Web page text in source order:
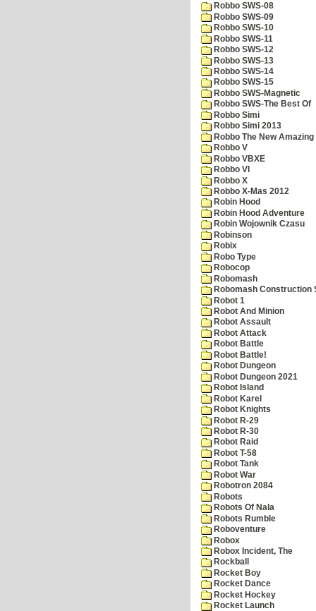
Robbo SWS-08
Robbo SWS-09
Robbo SWS-10
Robbo SWS-11
Robbo SWS-12
Robbo SWS-13
Robbo SWS-14
Robbo SWS-15
Robbo SWS-Magnetic
Robbo SWS-The Best Of
Robbo Simi
Robbo Simi 2013
Robbo The New
Robbo V
Robbo VBXE
Robbo VI
Robbo X
Robbo X-Mas 2012
Robin Hood
Robin Hood Adventure
Robin Wojownik Czasu
Robinson
Robix
Robo Type
Robocop
Robomash
Robomash Construction
Robot 1
Robot And Minion
Robot Assault
Robot Attack
Robot Battle
Robot Battle!
Robot Dungeon
Robot Dungeon 2021
Robot Island
Robot Karel
Robot Knights
Robot R-29
Robot R-30
Robot Raid
Robot T-58
Robot Tank
Robot War
Robotron 2084
Robots
Robots Of Nala
Robots Rumble
Roboventure
Robox
Robox Incident, The
Rockball
Rocket Boy
Rocket Dance
Rocket Hockey
Rocket Launch